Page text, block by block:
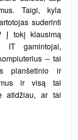
Taigi, kyla
suderinti
Į tokį klausimą
IT gamintojai,
– tai
planšetinio ir
ir visą tai
atidžiau, ar tai